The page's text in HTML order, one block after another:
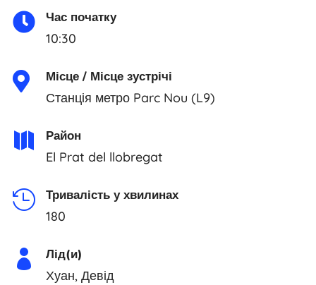

Час початку
10:30

Місце / Місце зустрічі
Станція метро Parc Nou (L9)

Район
El Prat del llobregat

Тривалість у хвилинах
180

Лід(и)
Хуан, Девід